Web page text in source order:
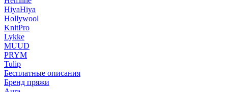
HiyaHiya
Hollywool
KnitPro
Lykke
MUUD
PRYM
Tulip
Бесплатные описания
Бренд пряжи